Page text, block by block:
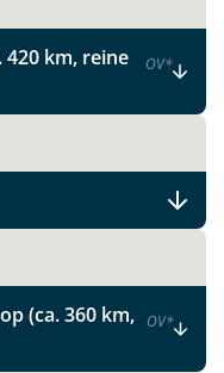
420 km, reine
OV*
(ca. 360 km,
OV*